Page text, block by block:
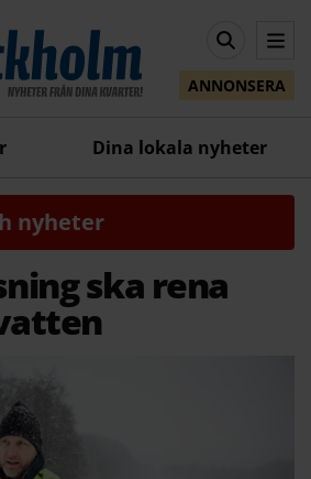
ANNONSERA
Dina lokala nyheter
nyheter
ska rena